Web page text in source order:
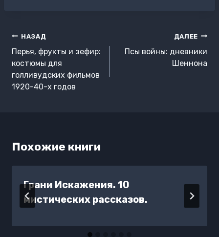
Навигация
по
записям
НАЗАД
Перья, фрукты и зефир:
костюмы для
голливудских фильмов
1920-40-х годов
ДАЛЕЕ
Псы войны: дневники
Шеннона
Похожие книги
Грани Искажения. 10
мистических рассказов.